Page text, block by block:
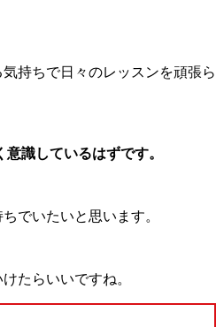
持ちで日々のレッスンを頑張ら
識しているはずです。
でいたいと思います。
たらいいですね。